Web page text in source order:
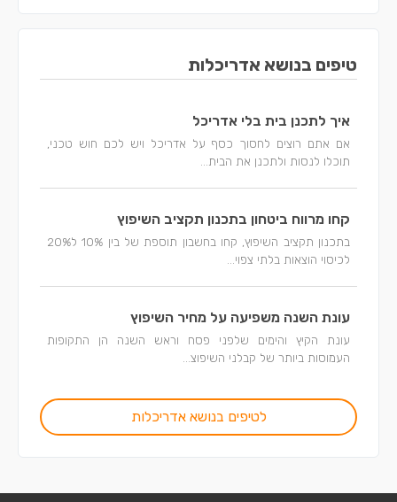
טיפים בנושא אדריכלות
איך לתכנן בית בלי אדריכל
אם אתם רוצים לחסוך כסף על אדריכל ויש לכם חוש טכני,
תוכלו לנסות ולתכנן את הבית...
קחו מרווח ביטחון בתכנון תקציב השיפוץ
בתכנון תקציב השיפוץ, קחו בחשבון תוספת של בין 10% ל20%
לכיסוי הוצאות בלתי צפוי...
עונת השנה משפיעה על מחיר השיפוץ
עונת הקיץ והימים שלפני פסח וראש השנה הן התקופות
העמוסות ביותר של קבלני השיפוצ...
לטיפים בנושא אדריכלות